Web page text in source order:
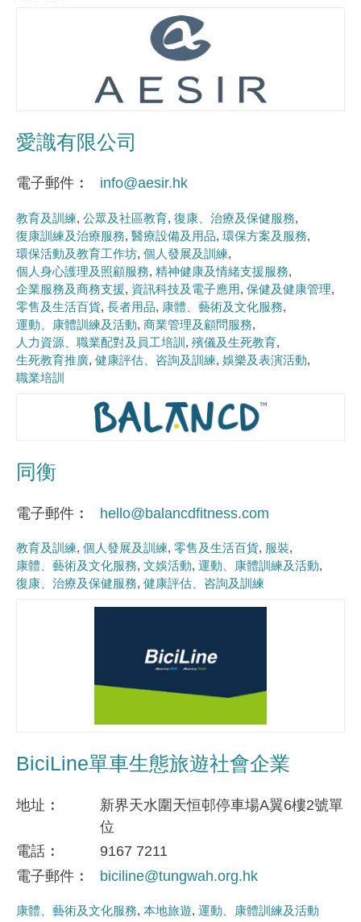
愛識有限公司
電子郵件 info@aesir.hk
教育及訓練 公眾及社區教育 復康、治療及保健服務
復康訓練及治療服務 醫療設備及用品 環保方案及服務
環保活動及教育工作坊 個人發展及訓練
個人身心護理及照顧服務 精神健康及情緒支援服務
企業服務及商務支援 資訊科技及電子應用 保健及健康管理
零售及生活百貨 長者用品
康體、藝術及文化服務
運動、康體訓練及活動 商業管理及顧問服務
人力資源、職業配對及員工培訓
殯儀及生死教育
生死教育推廣 健康評估、咨詢及訓練 娛樂及表演活動
職業培訓
同衡
電子郵件 hello@balancdfitness.com
教育及訓練 個人發展及訓練 零售及生活百貨 服裝
康體、藝術及文化服務 文娛活動 運動、康體訓練及活動
復康、治療及保健服務 健康評估、咨詢及訓練
BiciLine單車生態旅遊社會企業
地址
新界天水圍天恒邨停車場A翼6樓2號單
位
電話
9167 7211
電子郵件
biciline@tungwah.org.hk
康體、藝術及文化服務 本地旅遊 運動、康體訓練及活動